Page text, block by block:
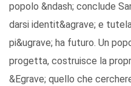
popolo &ndash; conclude
darsi identit&agrave; e
pi&ugrave; ha futuro. Un
progetta, costruisce la
&Egrave; quello che